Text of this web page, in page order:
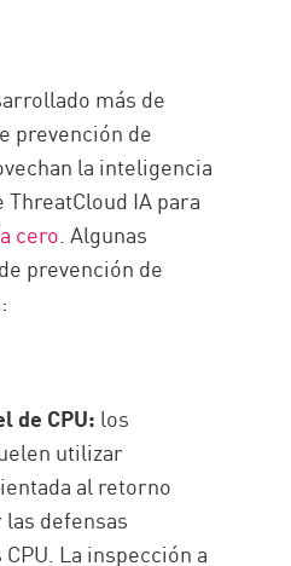
más de
prevención de
la inteligencia
ThreatCloud IA para
cero. Algunas
prevención de
de CPU: los
utilizar
al retorno
las defensas
La inspección a